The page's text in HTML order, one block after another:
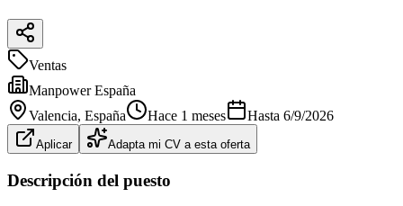
Ventas
Manpower España
Valencia, España Hace 1 meses Hasta 6/9/2026
Aplicar Adapta mi CV a esta oferta
Descripción del puesto